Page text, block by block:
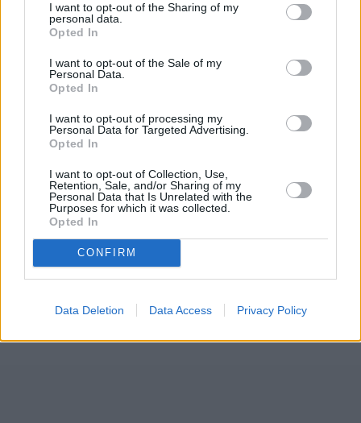
I want to opt-out of the Sharing of my
personal data.
Opted In
I want to opt-out of the Sale of my
Personal Data.
Opted In
I want to opt-out of processing my
Personal Data for Targeted Advertising.
Opted In
I want to opt-out of Collection, Use,
Retention, Sale, and/or Sharing of my
Personal Data that Is Unrelated with the
Purposes for which it was collected.
Opted In
CONFIRM
Data Deletion Data Access Privacy Policy